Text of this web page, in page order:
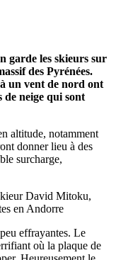
garde les skieurs sur
des Pyrénées.
un vent de nord ont
neige qui sont
altitude, notamment
donner lieu à des
surcharge,
David Mitoku,
en Andorre
effrayantes. Le
où la plaque de